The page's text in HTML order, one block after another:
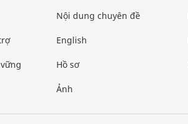
Nội dung chuyên đề
English
Hồ sơ
Ảnh